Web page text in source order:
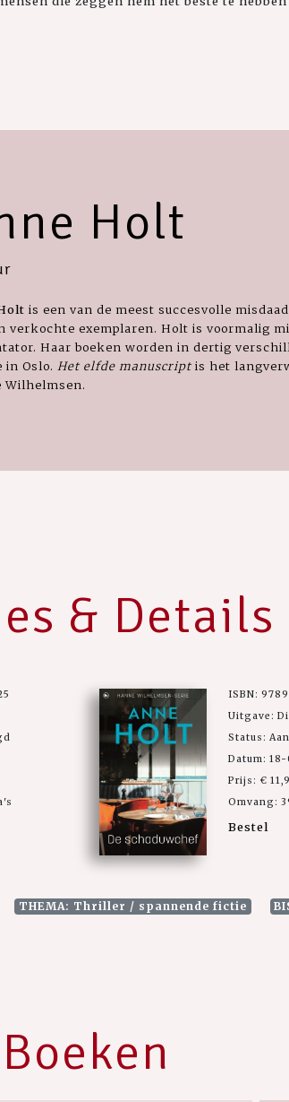
Holt
is een van de meest succesvolle
verkochte exemplaren. Holt is voormalig
Haar boeken worden in dertig
in Oslo. Het elfde manuscriptis het
Wilhelmsen.
& Details
ISBN:
Uitgave:
Status:
Datum:
Prijs: €
Omvang:
Bestel
THEMA: Thriller / spannende fictie
Boeken